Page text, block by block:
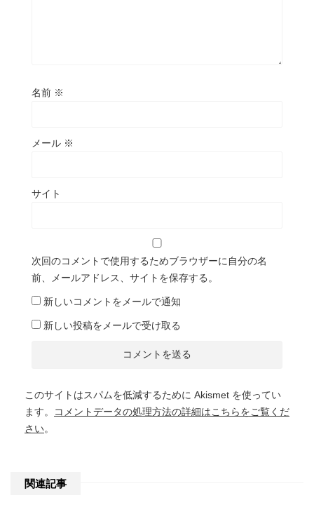
名前 ※
メール ※
サイト
次回のコメントで使用するためブラウザーに自分の名
前、メールアドレス、サイトを保存する。
新しいコメントをメールで通知
新しい投稿をメールで受け取る
このサイトはスパムを低減するために Akismet を使ってい
ます。
コメントデータの処理方法の詳細はこちらをご覧くだ
さい。
関連記事